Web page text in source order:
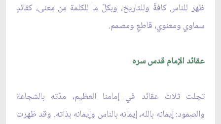
ظهر للناس كافةً وللتاريخ، وبكلّ ما للكلمة من معنى، كقائدٍ
سماوي ومعنوي، قاطعٍ ومصمم.
عقائد الإمام قدس سره
تجلت ثلاث عقائد في إمامنا العظيم، مدّته بالشجاعة
والصمود: إيمانه بالله، إيمانه بالناس وإيمانه بذاته. وقد ظهرت